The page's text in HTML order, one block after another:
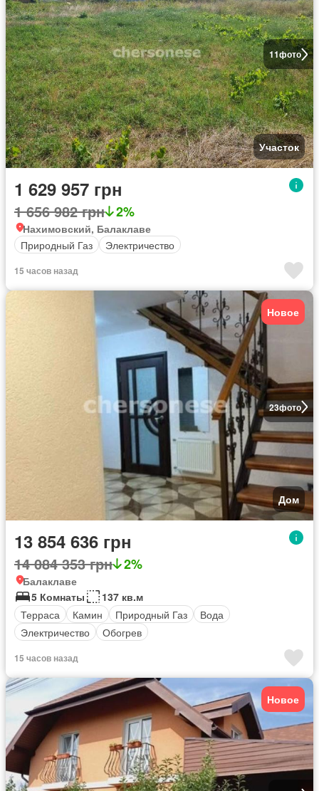
11фото
Участок
1 629 957 грн
1 656 982 грн 2%
Нахимовский, Балаклаве
Природный Газ
Электричество
15 часов назад
23фото
Новое
Дом
13 854 636 грн
14 084 353 грн 2%
Балаклаве
5 Комнаты
137 кв.м
Терраса
Камин Природный Газ
Вода
Электричество
Обогрев
15 часов назад
Новое